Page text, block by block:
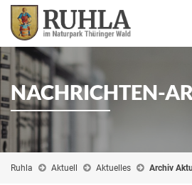
NACHRICHTEN-
Ruhla Aktuell Aktuelles Archiv